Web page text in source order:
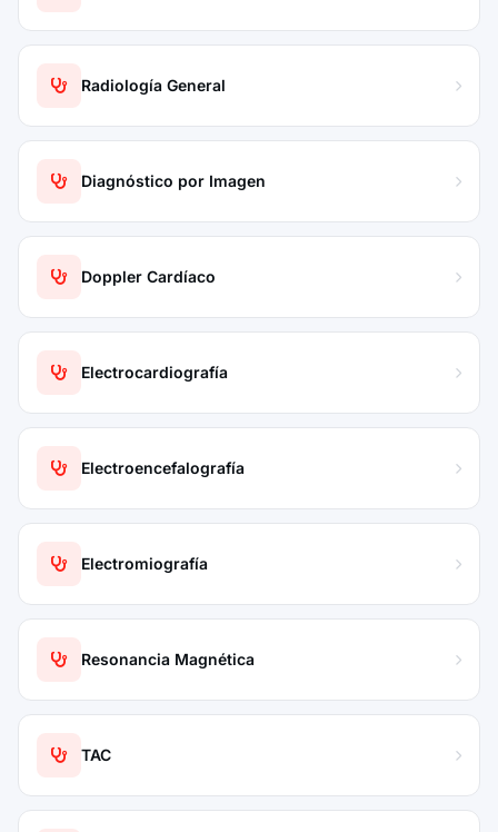
Radiología General
Diagnóstico por Imagen
Doppler Cardíaco
Electrocardiografía
Electroencefalografía
Electromiografía
Resonancia Magnética
TAC